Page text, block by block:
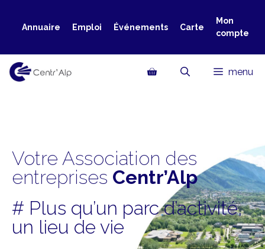
Annuaire Emploi Événements Carte
Mon
compte
menu
Votre Association des
entreprises Centr’Alp
# Plus qu’un parc d’activité,
un lieu de vie